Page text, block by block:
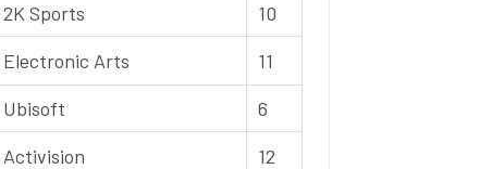
2K Sports
10
Electronic Arts
11
Ubisoft
6
Activision
12